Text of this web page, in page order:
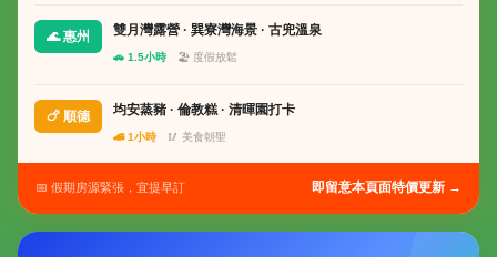
🌊 惠州 雙月灣露營 · 巽寮灣海景 · 古兜溫泉
🚗 1.5小時 🏖 度假放鬆
🍗 順德 均安蒸豬 · 倫教糕 · 清暉園打卡
🚄 1小時 🥢 美食朝聖
📅 假期房源緊張，宜提早訂 即留意本頁面特價更新 →